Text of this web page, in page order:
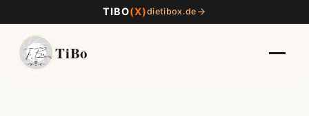
TIBO(X)dietibox.de
TiBo